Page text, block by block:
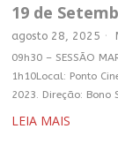
19 de
agosto 28, 2025
09h30 – SESSÃO
1h10Local: Ponto
2023. Direção: Bono
LEIA MAIS